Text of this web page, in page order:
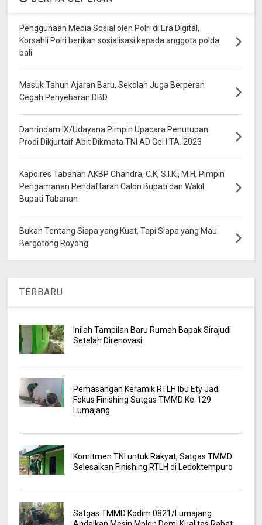
Penggunaan Media Sosial oleh Polri di Era Digital,
Korsahli Polri berikan sosialisasi kepada anggota polda
bali
Masuk Tahun Ajaran Baru, Sekolah Juga Berperan
Cegah Penyebaran DBD
Danrindam IX/Udayana Pimpin Upacara Penutupan
Prodi Dikjurtaif Abit Dikmata TNI AD Gel I TA. 2023
Kapolres Tabanan AKBP Chandra, C.K, S.I.K., M.H, Pimpin
Pengamanan Pendaftaran Calon Bupati dan Wakil
Bupati Tabanan
Bukan Tentang Siapa yang Kuat, Tapi Siapa yang Mau
Bergotong Royong
TERBARU
Inilah Tampilan Baru Rumah Bapak Sirajudi
Setelah Direnovasi
Pemasangan Keramik RTLH Ibu Ety Jadi
Fokus Finishing Satgas TMMD Ke-129
Lumajang
Komitmen TNI untuk Rakyat, Satgas TMMD
Selesaikan Finishing RTLH di Ledoktempuro
Satgas TMMD Kodim 0821/Lumajang